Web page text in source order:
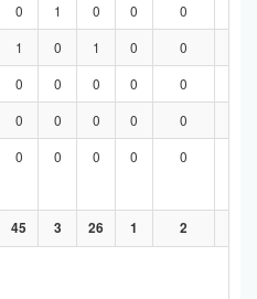
0 1 0 0 0
1 0 1 0 0
0 0 0 0 0
0 0 0 0 0
0 0 0 0 0
45 3 26 1 2